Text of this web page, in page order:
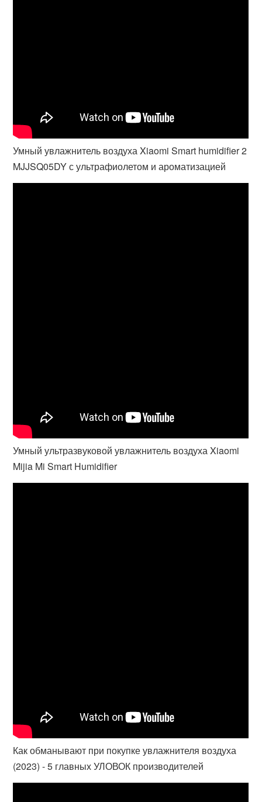
Умный увлажнитель воздуха Xiaomi Smart humidifier 2
MJJSQ05DY с ультрафиолетом и ароматизацией
Умный ультразвуковой увлажнитель воздуха Xiaomi
Mijia Mi Smart Humidifier
Как обманывают при покупке увлажнителя воздуха
(2023) - 5 главных УЛОВОК производителей